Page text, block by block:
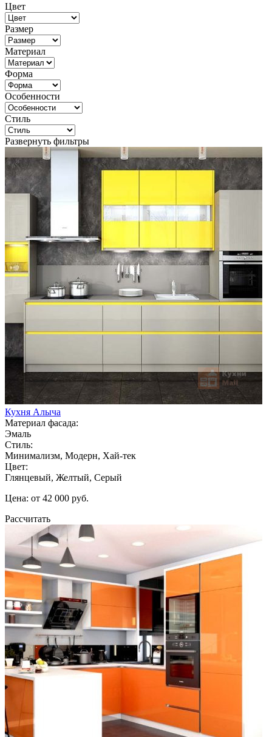
Цвет
Размер
Материал
Форма
Особенности
Стиль
Развернуть фильтры
Кухня Алыча
Материал фасада:
Эмаль
Стиль:
Минимализм, Модерн, Хай-тек
Цвет:
Глянцевый, Желтый, Серый
Цена: от 42 000 руб.
Рассчитать